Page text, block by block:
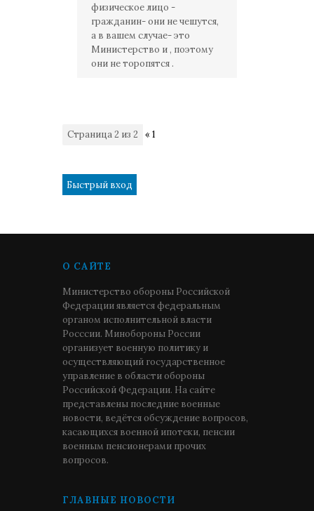
физическое лицо -
гражданин- они не чешутся,
а в вашем случае- это
Министерство и , поэтому
они не торопятся .
Страница2 из 2 « 1
О САЙТЕ
Министерство обороны Российской
Федерации является федеральным
органом исполнительной власти
Росссии. Минобороны России
организует военную политику и
осуществляющий государственное
управление в области обороны
Российской Федерации. На сайте
представлены последние военные
новости, ведётся обсуждение вопросов,
касающихся военной ипотеки, пенсии
военным пенсионерами прочих
вопросов.
ГЛАВНЫЕ НОВОСТИ